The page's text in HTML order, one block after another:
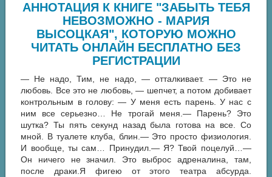
АННОТАЦИЯ К КНИГЕ "ЗАБЫТЬ ТЕБЯ
НЕВОЗМОЖНО - МАРИЯ
ВЫСОЦКАЯ", КОТОРУЮ МОЖНО
ЧИТАТЬ ОНЛАЙН БЕСПЛАТНО БЕЗ
РЕГИСТРАЦИИ
— Не надо, Тим, не надо, — отталкивает. — Это не
любовь. Все это не любовь, — шепчет, а потом добивает
контрольным в голову: — У меня есть парень. У нас с
ним все серьезно… Не трогай меня.— Парень? Это
шутка? Ты пять секунд назад была готова на все. Со
мной. В туалете клуба, блин.— Это просто физиология.
И вообще, ты сам… Принудил.— Я? Твой поцелуй…—
Он ничего не значил. Это выброс адреналина, там,
после драки.Я фигею от этого театра абсурда.